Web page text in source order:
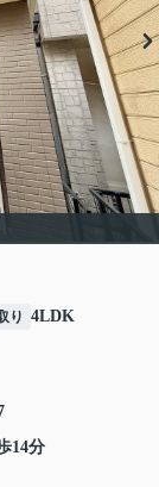
り 4LDK
14分